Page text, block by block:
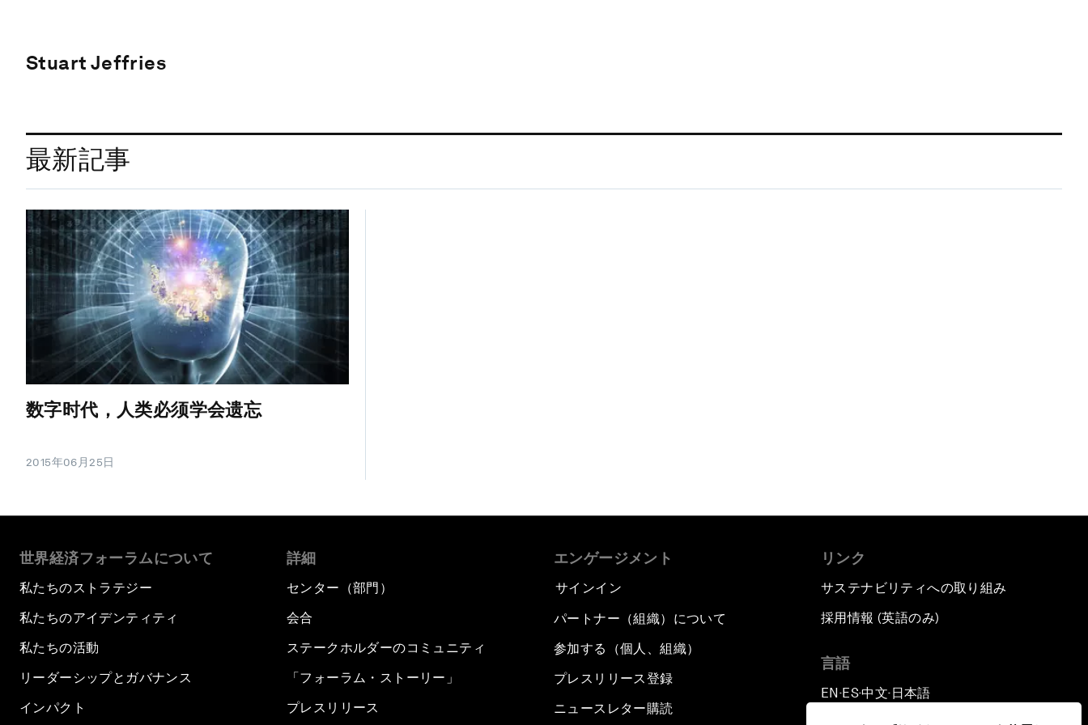
Stuart Jeffries
最新記事
数字时代，人类必须学会遗忘
2015年06月25日
世界経済フォーラムについて
私たちのストラテジー
私たちのアイデンティティ
私たちの活動
リーダーシップとガバナンス
インパクト
詳細
センター（部門）
会合
ステークホルダーのコミュニティ
「フォーラム・ストーリー」
プレスリリース
エンゲージメント
サインイン
パートナー（組織）について
参加する（個人、組織）
プレスリリース登録
ニュースレター購読
リンク
サステナビリティへの取り組み
採用情報 (英語のみ)
言語
EN ▪ES▪中文▪ 日本語